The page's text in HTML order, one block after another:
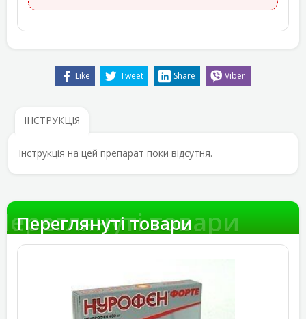
Like Tweet Share Viber
ІНСТРУКЦІЯ
Інструкція на цей препарат поки відсутня.
товари
Переглянуті товари